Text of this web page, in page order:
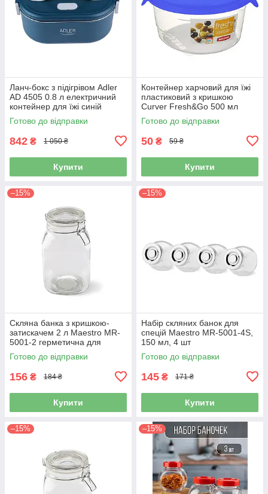
Ланч-бокс з підігрівом Adler
AD 4505 0.8 л електричний
контейнер для їжі синій
Готово до відправки
842 ₴ 1 050 ₴
Купити
Контейнер харчовий для їжі
пластиковий з кришкою
Curver Fresh&Go 500 мл
синя кришка (00563)
Готово до відправки
50 ₴ 59 ₴
Купити
–15%
Скляна банка з кришкою-
затискачем 2 л Maestro MR-
5001-2 герметична для
продуктів
Готово до відправки
156 ₴ 184 ₴
Купити
–15%
Набір скляних банок для
спецій Maestro MR-5001-4S,
150 мл, 4 шт
Готово до відправки
145 ₴ 171 ₴
Купити
–15% –15%